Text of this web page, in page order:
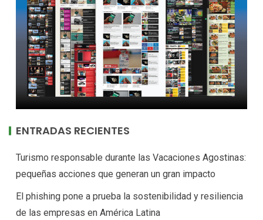
ENTRADAS RECIENTES
Turismo responsable durante las Vacaciones Agostinas:
pequeñas acciones que generan un gran impacto
El phishing pone a prueba la sostenibilidad y resiliencia
de las empresas en América Latina